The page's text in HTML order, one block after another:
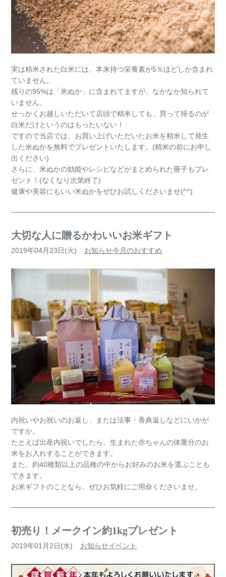
実は精米された白米には、本来持つ栄養素が5％ほどしか含まれ
ていません。
残りの95%は「米ぬか」に含まれてますが、なかなか知られて
いません。
せっかくお越しいただいて店頭で精米しても、買って帰るのが
白米だけというのはもったいない！
ですので当店では、お買い上げいただいたお米を精米して発生
した米ぬかを無料でプレゼントいたします。(精米の前にお申し
出ください)
さらに、米ぬかの効能やレシピなどがまとめられた冊子もプレ
ゼント！(なくなり次第終了)
健康や美容にもいい米ぬかをぜひお試しくださいませ(^^)
大切な人に贈るかわいいお米ギフト
2019年04月23日(火) お知らせ今月のおすすめ
内祝いやお祝いのお返し、または法事・香典返しなどにいかが
ですか。
たとえば出産内祝いでしたら、生まれた赤ちゃんの体重分のお
米をお入れすることができます。
また、約40種類以上の品種の中からお好みのお米を選ぶことも
できます。
お米ギフトのことなら、ぜひお気軽にご用命くださいませ。
初売り！メークイン約1kgプレゼント
2019年01月2日(水) お知らせイベント